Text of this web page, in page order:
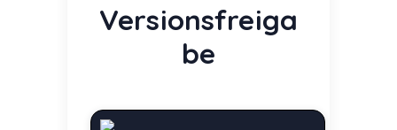
Versionsfreiga
be